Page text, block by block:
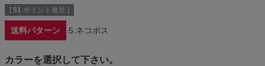
[ 51 ポイント進呈 ]
送料パターン 5.ネコポス
カラーを選択して下さい。